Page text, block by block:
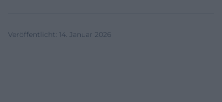
Veröffentlicht: 14. Januar 2026